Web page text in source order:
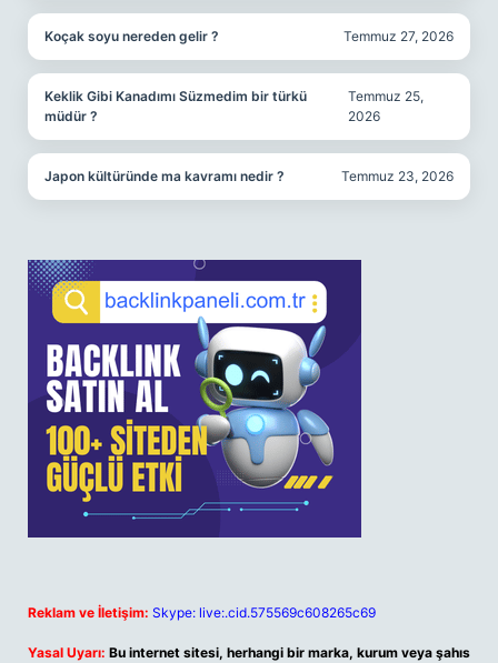
Koçak soyu nereden gelir ? Temmuz 27, 2026
Keklik Gibi Kanadımı Süzmedim bir türkü
müdür ?
Temmuz 25,
2026
Japon kültüründe ma kavramı nedir ? Temmuz 23, 2026
Reklam ve İletişim: Skype: live:.cid.575569c608265c69
Yasal Uyarı: Bu internet sitesi, herhangi bir marka, kurum veya şahıs